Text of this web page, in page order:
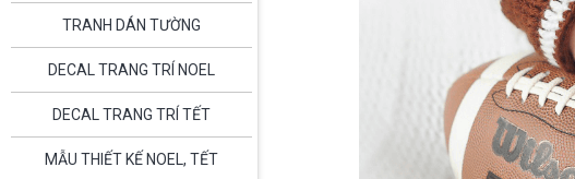
TRANH DÁN TƯỜNG
DECAL TRANG TRÍ NOEL
DECAL TRANG TRÍ TẾT
MẪU THIẾT KẾ NOEL, TẾT